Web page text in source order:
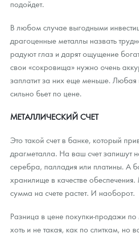
подойдет.
В любом случае выгодными
драгоценные металлы назвать
радуют глаз и дарят ощущение
свои «сокровища» нужно очень
заплатит за них еще меньше. Любая
сильно бьет по цене.
МЕТАЛЛИЧЕСКИЙ СЧЕТ
Это такой счет в банке, который
драгметалла. На ваш счет запишут
серебра, палладия или платины. А
хранилище в качестве
сумма на счете растет. И наоборот.
Разница в цене покупки-продажи по
хоть и не такая, как по слиткам, но